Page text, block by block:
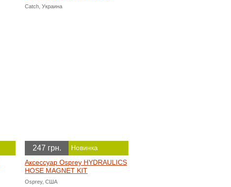
Catch, Украина
247 грн. Новинка
Аксессуар Osprey HYDRAULICS
HOSE MAGNET KIT
Osprey, США